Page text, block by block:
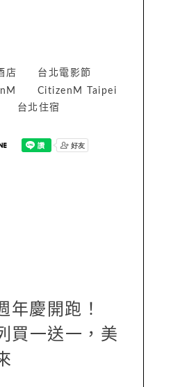
店
台北電影節
CitizenM Taipei
台北住宿
年慶開跑！
買一送一，美